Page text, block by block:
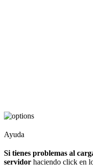
Ayuda
Si tienes problemas al
servidor haciendo click en